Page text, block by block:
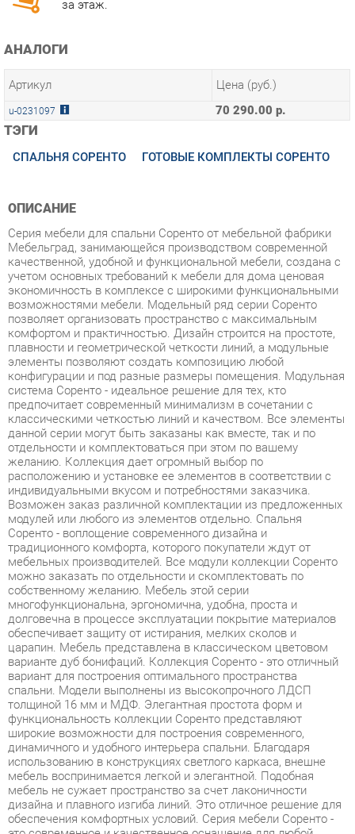
АНАЛОГИ
Артикул
u-0231097 70 290.00 р.
ТЭГИ
СПАЛЬНЯ СОРЕНТО ГОТОВЫЕ КОМПЛЕКТЫ СОРЕНТО
ОПИСАНИЕ
качественной, удобной и функциональной мебели, создана с
учетом основных требований к мебели для дома ценовая
экономичность в комплексе с широкими функциональными
возможностями мебели. Модельный ряд серии Соренто
позволяет организовать пространство с максимальным
комфортом и практичностью. Дизайн строится на простоте,
плавности и геометрической четкости линий, а модульные
элементы позволяют создать композицию любой
конфигурации и под разные размеры помещения. Модульная
система Соренто - идеальное решение для тех, кто
предпочитает современный минимализм в сочетании с
классическими четкостью линий и качеством. Все элементы
данной серии могут быть заказаны как вместе, так и по
отдельности и комплектоваться при этом по вашему
желанию. Коллекция дает огромный выбор по
расположению и установке ее элементов в соответствии с
индивидуальными вкусом и потребностями заказчика.
Возможен заказ различной комплектации из предложенных
модулей или любого из элементов отдельно. Спальня
Соренто - воплощение современного дизайна и
традиционного комфорта, которого покупатели ждут от
мебельных производителей. Все модули коллекции Соренто
можно заказать по отдельности и скомплектовать по
собственному желанию. Мебель этой серии
многофункциональна, эргономична, удобна, проста и
долговечна в процессе эксплуатации покрытие материалов
обеспечивает защиту от истирания, мелких сколов и
царапин. Мебель представлена в классическом цветовом
варианте дуб бонифаций. Коллекция Соренто - это отличный
вариант для построения оптимального пространства
спальни. Модели выполнены из высокопрочного ЛДСП
толщиной 16 мм и МДФ. Элегантная простота форм и
функциональность коллекции Соренто представляют
широкие возможности для построения современного,
динамичного и удобного интерьера спальни. Благодаря
использованию в конструкциях светлого каркаса, внешне
мебель воспринимается легкой и элегантной. Подобная
мебель не сужает пространство за счет лаконичности
дизайна и плавного изгиба линий. Это отличное решение для
обеспечения комфортных условий. Серия мебели Соренто -
это современное и качественное оснащение для любой
спальни как в классическом, так и современном стиле,
позволяющее оптимизировать пространство без ущерба для
функциональности и удобства. Светлая и гармоничная
мебель привнесет атмосферу уюта и комфорта в ваш
интерьер. Широкая база элементов позволит создать